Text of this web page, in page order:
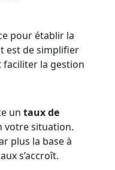
pour établir la
est de simplifier
faciliter la gestion
un taux de
votre situation.
plus la base à
s’accroît.